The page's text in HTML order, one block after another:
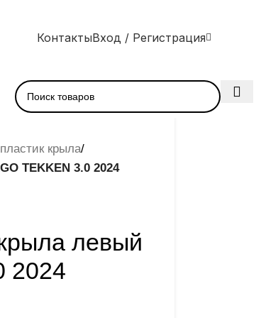
КонтактыВход / Регистрация
крыла/
TEKKEN 3.0 2024
левый
2024